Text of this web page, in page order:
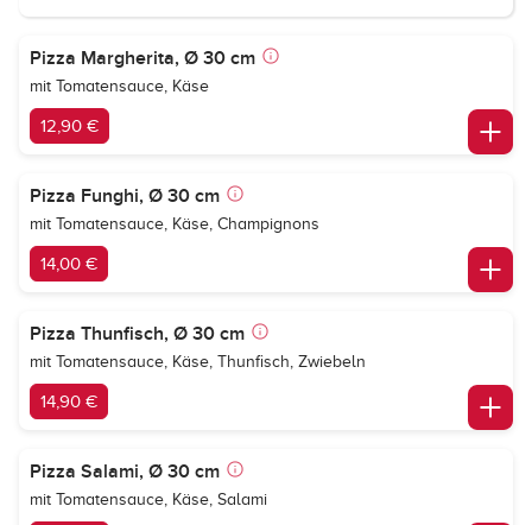
Pizza Margherita, Ø 30 cm
mit Tomatensauce, Käse
12,90 €
Pizza Funghi, Ø 30 cm
mit Tomatensauce, Käse, Champignons
14,00 €
Pizza Thunfisch, Ø 30 cm
mit Tomatensauce, Käse, Thunfisch, Zwiebeln
14,90 €
Pizza Salami, Ø 30 cm
mit Tomatensauce, Käse, Salami